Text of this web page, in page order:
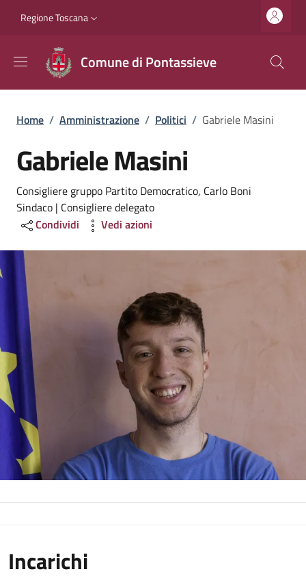
Slim top
Regione Toscana
Comune di Pontassieve
Briciole di pane
Home / Amministrazione / Politici / Gabriele Masini
Gabriele Masini
Consigliere gruppo Partito Democratico, Carlo Boni
Sindaco | Consigliere delegato
Condividi
Vedi azioni
Image
Incarichi